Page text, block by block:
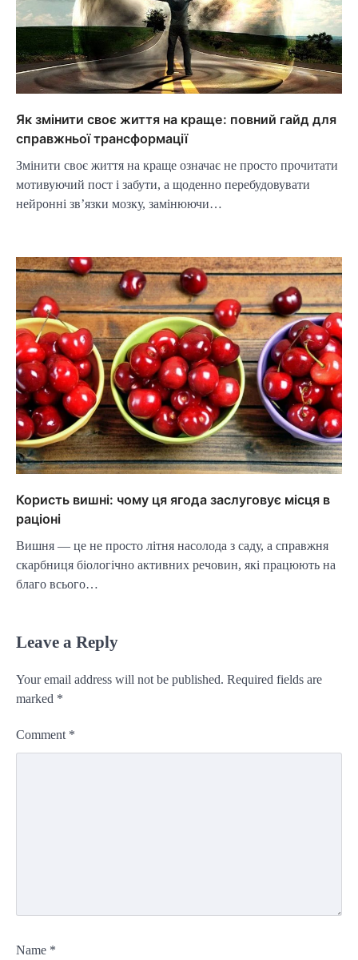
Як змінити своє життя на краще: повний гайд для
справжньої трансформації
Змінити своє життя на краще означає не просто прочитати
мотивуючий пост і забути, а щоденно перебудовувати
нейронні зв’язки мозку, замінюючи…
Користь вишні: чому ця ягода заслуговує місця в
раціоні
Вишня — це не просто літня насолода з саду, а справжня
скарбниця біологічно активних речовин, які працюють на
благо всього…
Leave a Reply
Your email address will not be published. Required fields are
marked *
Comment *
Name *